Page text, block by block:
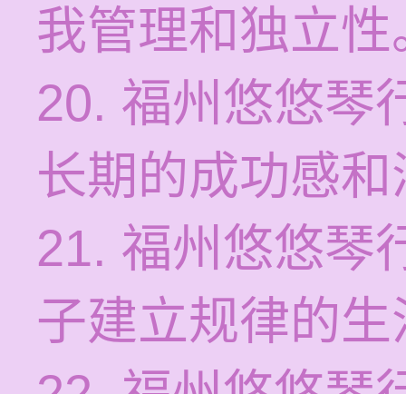
我管理和独立性
20. 福州悠悠琴
长期的成功感
21. 福州悠悠琴
子建立规律的